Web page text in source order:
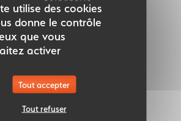
utilise des cookies
donne le contrôle
que vous
activer
Tout accepter
Tout refuser